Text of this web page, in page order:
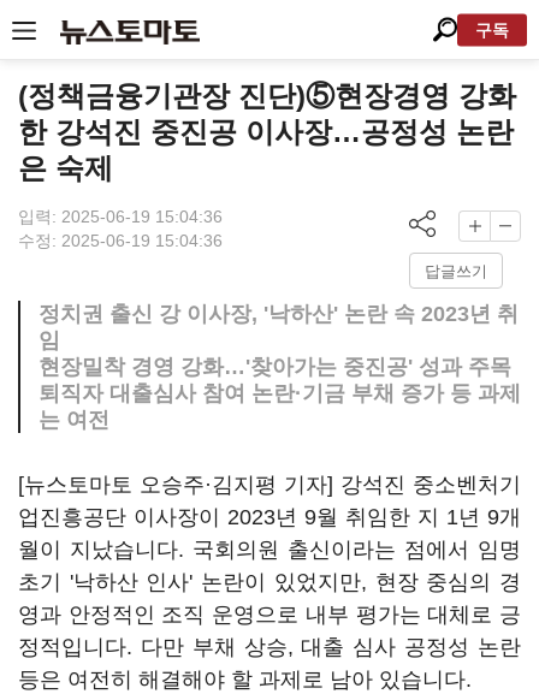
구독
(정책금융기관장 진단)⑤현장경영 강화
한 강석진 중진공 이사장…공정성 논란
은 숙제
입력: 2025-06-19 15:04:36
수정: 2025-06-19 15:04:36
답글쓰기
정치권 출신 강 이사장, '낙하산' 논란 속 2023년 취
임
현장밀착 경영 강화…'찾아가는 중진공' 성과 주목
퇴직자 대출심사 참여 논란·기금 부채 증가 등 과제
는 여전
[뉴스토마토 오승주·김지평 기자] 강석진 중소벤처기
업진흥공단 이사장이 2023년 9월 취임한 지 1년 9개
월이 지났습니다. 국회의원 출신이라는 점에서 임명
초기 '낙하산 인사' 논란이 있었지만, 현장 중심의 경
영과 안정적인 조직 운영으로 내부 평가는 대체로 긍
정적입니다. 다만 부채 상승, 대출 심사 공정성 논란
등은 여전히 해결해야 할 과제로 남아 있습니다.